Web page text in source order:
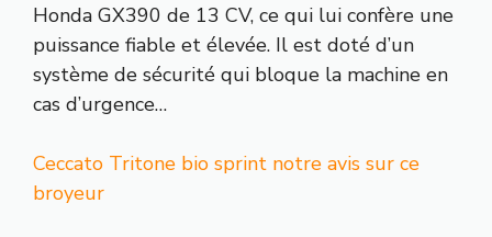
Honda GX390 de 13 CV, ce qui lui confère une
puissance fiable et élevée. Il est doté d’un
système de sécurité qui bloque la machine en
cas d’urgence…
Ceccato Tritone bio sprint notre avis sur ce
broyeur